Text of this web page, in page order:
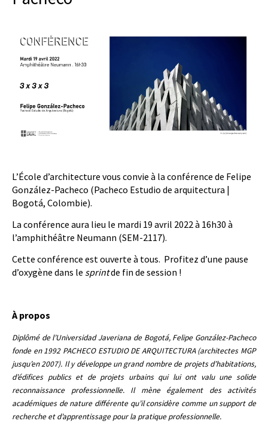
L’École d’architecture vous convie à la conférence de Felipe
González-Pacheco (Pacheco Estudio de arquitectura |
Bogotá, Colombie).
La conférence aura lieu le mardi 19 avril 2022 à 16h30 à
l’amphithéâtre Neumann (SEM-2117).
Cette conférence est ouverte à tous. Profitez d’une pause
d’oxygène dans le sprintde fin de session !
À propos
Diplômé de l’Universidad Javeriana de Bogotá, Felipe González-Pacheco
fonde en 1992 PACHECO ESTUDIO DE ARQUITECTURA (architectes MGP
jusqu’en 2007). Il y développe un grand nombre de projets d’habitations,
d’édifices publics et de projets urbains qui lui ont valu une solide
reconnaissance professionnelle. Il mène également des activités
académiques de nature différente qu’il considère comme un support de
recherche et d’apprentissage pour la pratique professionnelle.